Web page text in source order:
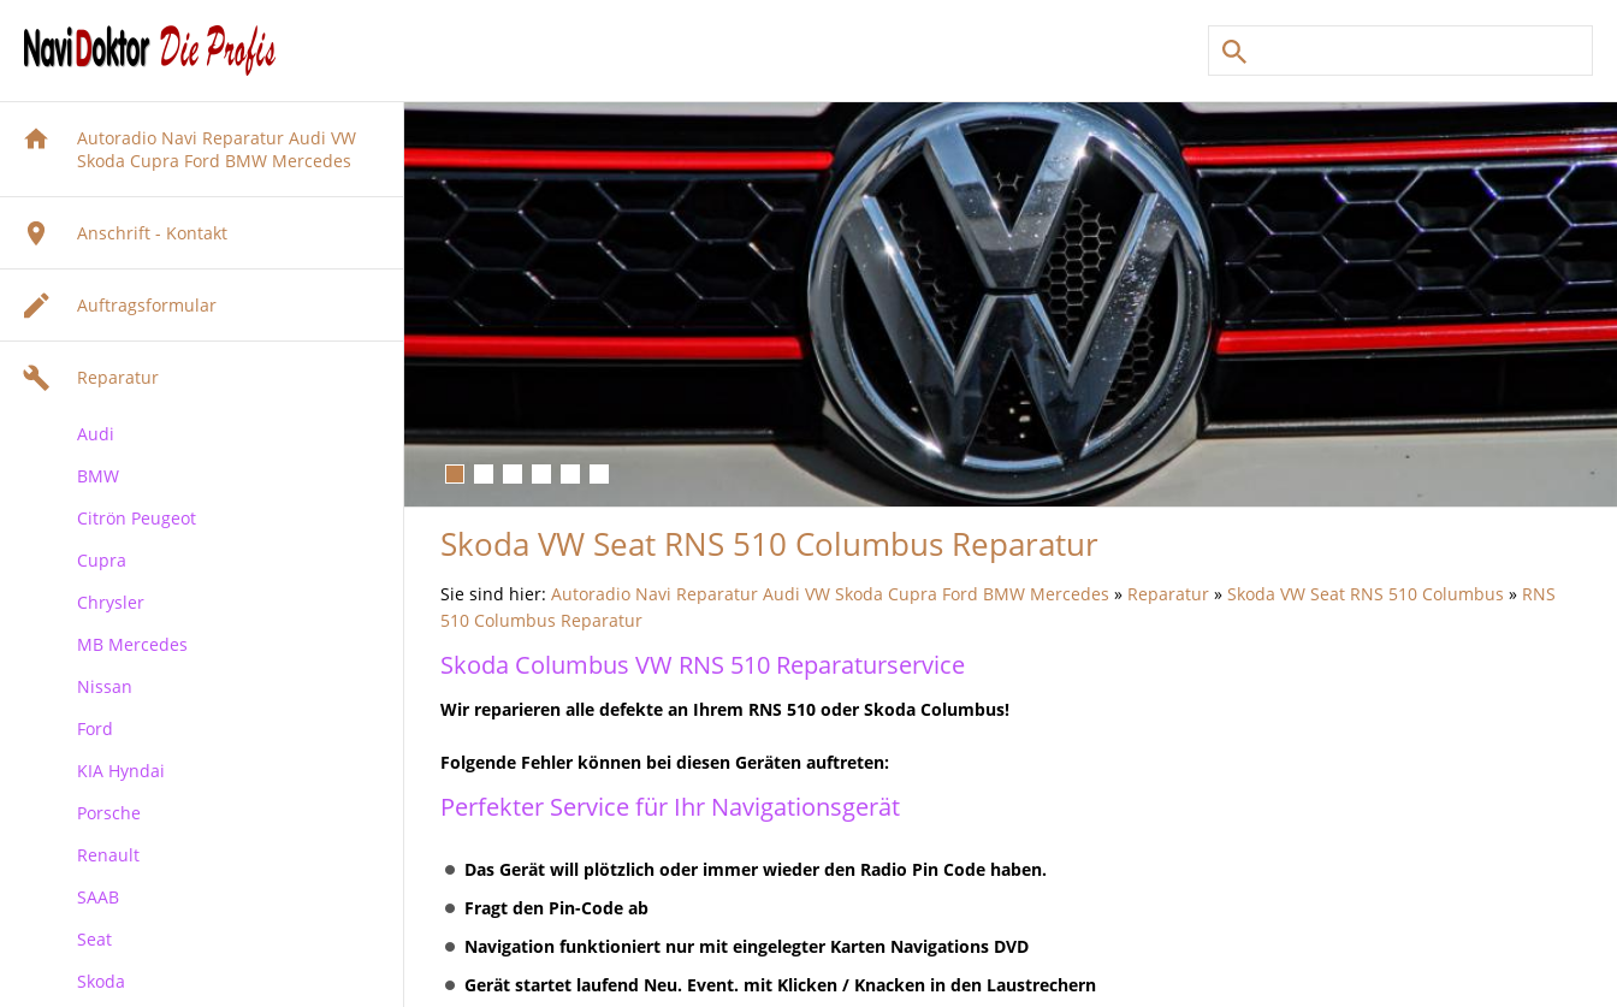
Autoradio Navi Reparatur Audi VW
Skoda Cupra Ford BMW Mercedes
Anschrift - Kontakt
Auftragsformular
Reparatur
Audi
Audi Navigation Autoradio
BMW
BMW Navi Reparatur
BMW Becker CCC Navirechner
Citrön Peugeot
Cupra
Chrysler
MB Mercedes
Mercedes Autoradio Navigation
MB Navigation
Becker Autoradio Navigation
Kundenanfragen
Nissan
Ford
Ford Blaupunkt Bosch FX
Ford Blaupunkt Bosch NX
Ford Blaupunkt Bosch MCA NX
KIA Hyndai
Porsche
Porsche PCM Premium Reparatur
Renault
SAAB
Seat
Skoda
Skoda VW Seat RNS 510 Columbus Reparatur
Sie sind hier: Autoradio Navi Reparatur Audi VW Skoda Cupra Ford BMW Mercedes » Reparatur » Skoda VW Seat RNS 510 Columbus » RNS
510 Columbus Reparatur
Skoda Columbus VW RNS 510 Reparaturservice
Wir reparieren alle defekte an Ihrem RNS 510 oder Skoda Columbus!
Folgende Fehler können bei diesen Geräten auftreten:
Perfekter Service für Ihr Navigationsgerät
Das Gerät will plötzlich oder immer wieder den Radio Pin Code haben.
Fragt den Pin-Code ab
Navigation funktioniert nur mit eingelegter Karten Navigations DVD
Gerät startet laufend Neu. Event. mit Klicken / Knacken in den Laustrechern